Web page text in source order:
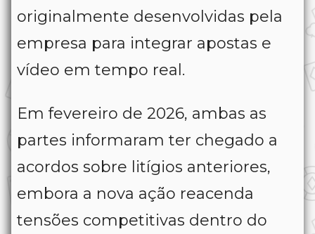
originalmente desenvolvidas pela
empresa para integrar apostas e
vídeo em tempo real.
Em fevereiro de 2026, ambas as
partes informaram ter chegado a
acordos sobre litígios anteriores,
embora a nova ação reacenda
tensões competitivas dentro do